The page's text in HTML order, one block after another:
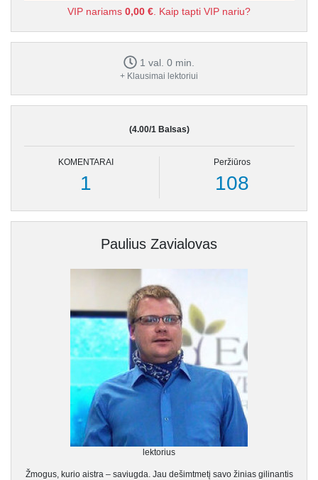
VIP nariams 0,00 € . Kaip tapti VIP nariu?
1 val. 0 min.
+ Klausimai lektoriui
(4.00/1 Balsas)
KOMENTARAI
1
Peržiūros
108
Paulius Zavialovas
lektorius
Žmogus, kurio aistra – saviugda. Jau dešimtmetį savo žinias gilinantis